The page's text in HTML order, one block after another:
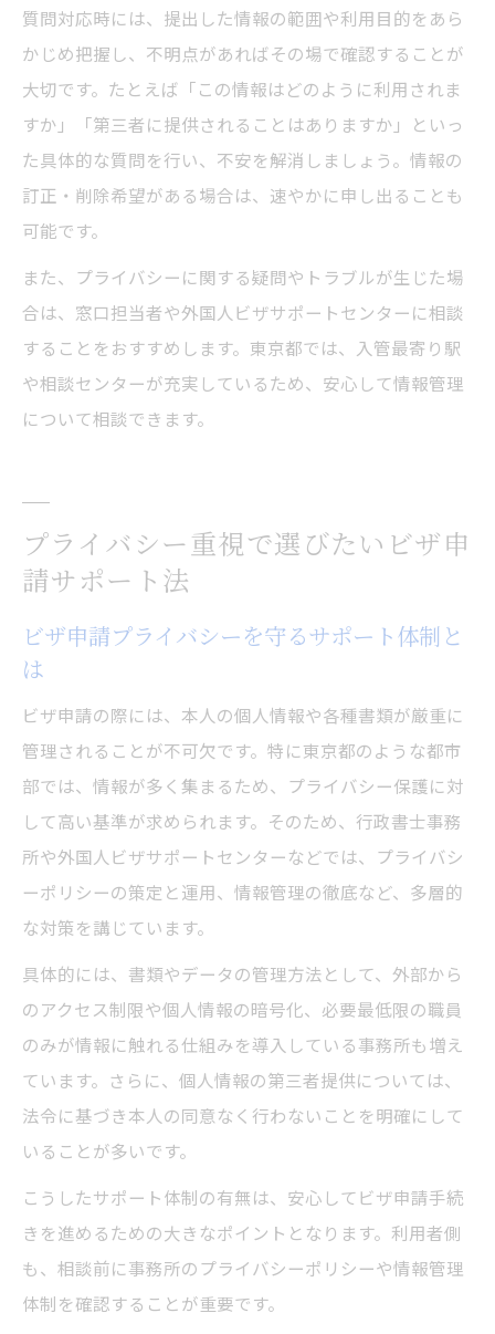
質問対応時には、提出した情報の範囲や利用目的をあら
かじめ把握し、不明点があればその場で確認することが
大切です。たとえば「この情報はどのように利用されま
すか」「第三者に提供されることはありますか」といっ
た具体的な質問を行い、不安を解消しましょう。情報の
訂正・削除希望がある場合は、速やかに申し出ることも
可能です。
また、プライバシーに関する疑問やトラブルが生じた場
合は、窓口担当者や外国人ビザサポートセンターに相談
することをおすすめします。東京都では、入管最寄り駅
や相談センターが充実しているため、安心して情報管理
について相談できます。
プライバシー重視で選びたいビザ申
請サポート法
ビザ申請プライバシーを守るサポート体制と
は
ビザ申請の際には、本人の個人情報や各種書類が厳重に
管理されることが不可欠です。特に東京都のような都市
部では、情報が多く集まるため、プライバシー保護に対
して高い基準が求められます。そのため、行政書士事務
所や外国人ビザサポートセンターなどでは、プライバシ
ーポリシーの策定と運用、情報管理の徹底など、多層的
な対策を講じています。
具体的には、書類やデータの管理方法として、外部から
のアクセス制限や個人情報の暗号化、必要最低限の職員
のみが情報に触れる仕組みを導入している事務所も増え
ています。さらに、個人情報の第三者提供については、
法令に基づき本人の同意なく行わないことを明確にして
いることが多いです。
こうしたサポート体制の有無は、安心してビザ申請手続
きを進めるための大きなポイントとなります。利用者側
も、相談前に事務所のプライバシーポリシーや情報管理
体制を確認することが重要です。